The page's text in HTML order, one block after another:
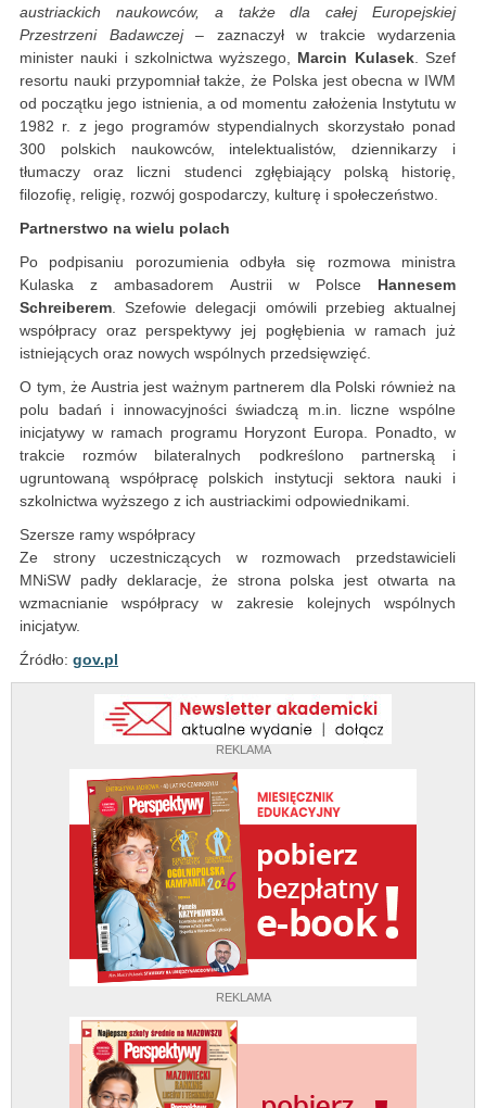
REKLAMA
REKLAMA
austriackich naukowców, a także dla całej Europejskiej
Przestrzeni Badawczej– zaznaczył w trakcie wydarzenia
minister nauki i szkolnictwa wyższego, Marcin Kulasek. Szef
resortu nauki przypomniał także, że Polska jest obecna w IWM
od początku jego istnienia, a od momentu założenia Instytutu w
1982 r. z jego programów stypendialnych skorzystało ponad
300 polskich naukowców, intelektualistów, dziennikarzy i
tłumaczy oraz liczni studenci zgłębiający polską historię,
filozofię, religię, rozwój gospodarczy, kulturę i społeczeństwo.
Partnerstwo na wielu polach
Po podpisaniu porozumienia odbyła się rozmowa ministra
Kulaska z ambasadorem Austrii w Polsce Hannesem
Schreiberem. Szefowie delegacji omówili przebieg aktualnej
współpracy oraz perspektywy jej pogłębienia w ramach już
istniejących oraz nowych wspólnych przedsięwzięć.
O tym, że Austria jest ważnym partnerem dla Polski również na
polu badań i innowacyjności świadczą m.in. liczne wspólne
inicjatywy w ramach programu Horyzont Europa. Ponadto, w
trakcie rozmów bilateralnych podkreślono partnerską i
ugruntowaną współpracę polskich instytucji sektora nauki i
szkolnictwa wyższego z ich austriackimi odpowiednikami.
Szersze ramy współpracy
Ze strony uczestniczących w rozmowach przedstawicieli
MNiSW padły deklaracje, że strona polska jest otwarta na
wzmacnianie współpracy w zakresie kolejnych wspólnych
inicjatyw.
Źródło: gov.pl